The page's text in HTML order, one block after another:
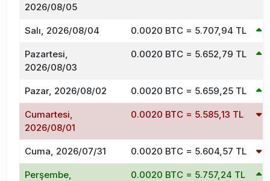
2026/08/05
Salı, 2026/08/04 0.0020 BTC = 5.707,94 TL
Pazartesi,
2026/08/03
0.0020 BTC = 5.652,79 TL
Pazar, 2026/08/02 0.0020 BTC = 5.659,25 TL
Cumartesi,
2026/08/01
0.0020 BTC = 5.585,13 TL
Cuma, 2026/07/31 0.0020 BTC = 5.604,57 TL
Perşembe,
0.0020 BTC = 5.757,24 TL